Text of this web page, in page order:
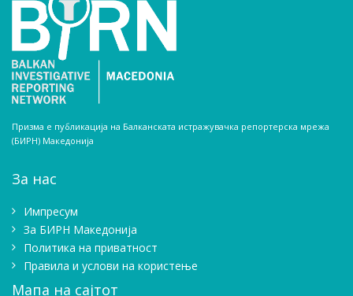
Призма е публикација на Балканската истражувачка репортерска мрежа
(БИРН) Македонија
За нас
Импресум
Зa БИРН Македонија
Политика на приватност
Правила и услови на користење
Мапа на сајтот